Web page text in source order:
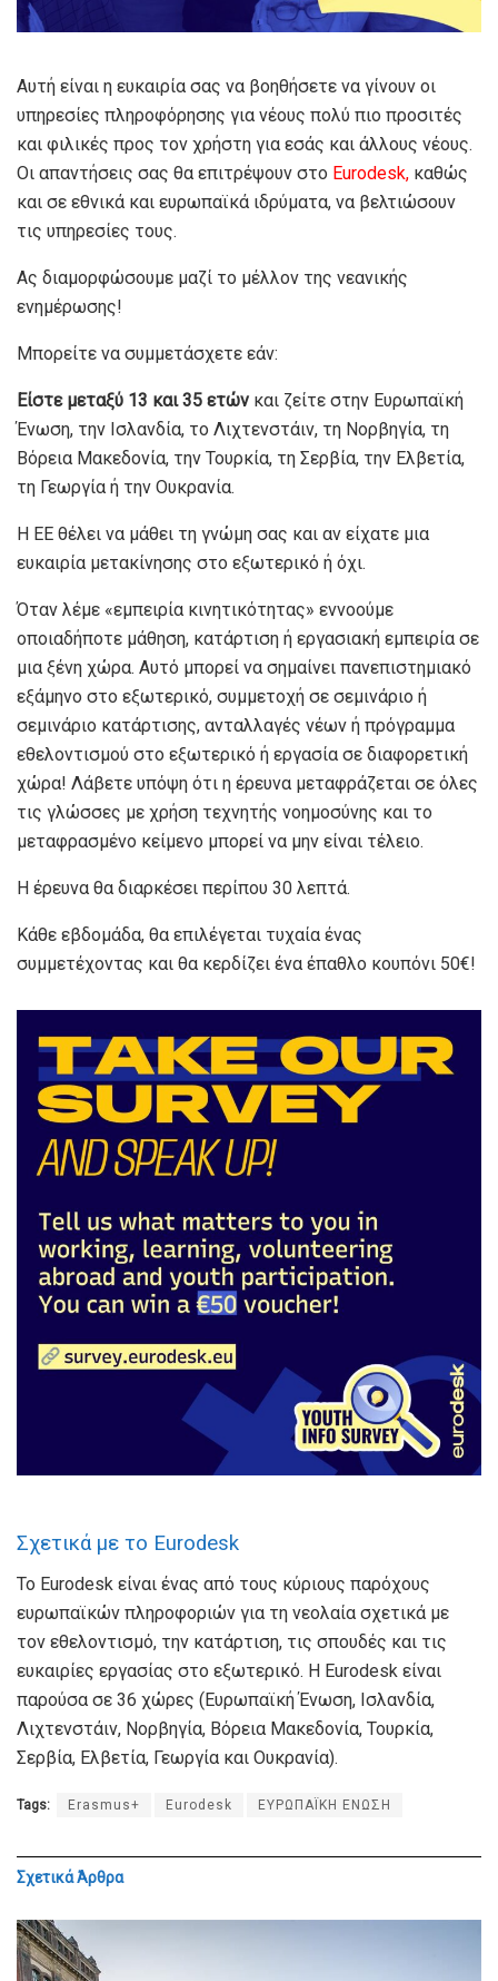
Αυτή είναι η ευκαιρία σας να βοηθήσετε να γίνουν οι
υπηρεσίες πληροφόρησης για νέους πολύ πιο προσιτές
και φιλικές προς τον χρήστη για εσάς και άλλους νέους.
Οι απαντήσεις σας θα επιτρέψουν στο Eurodesk, καθώς
και σε εθνικά και ευρωπαϊκά ιδρύματα, να βελτιώσουν
τις υπηρεσίες τους.
Ας διαμορφώσουμε μαζί το μέλλον της νεανικής
ενημέρωσης!
Μπορείτε να συμμετάσχετε εάν:
Είστε μεταξύ 13 και 35 ετών και ζείτε στην Ευρωπαϊκή
Ένωση, την Ισλανδία, το Λιχτενστάιν, τη Νορβηγία, τη
Βόρεια Μακεδονία, την Τουρκία, τη Σερβία, την Ελβετία,
τη Γεωργία ή την Ουκρανία.
Η ΕΕ θέλει να μάθει τη γνώμη σας και αν είχατε μια
ευκαιρία μετακίνησης στο εξωτερικό ή όχι.
Όταν λέμε «εμπειρία κινητικότητας» εννοούμε
οποιαδήποτε μάθηση, κατάρτιση ή εργασιακή εμπειρία σε
μια ξένη χώρα. Αυτό μπορεί να σημαίνει πανεπιστημιακό
εξάμηνο στο εξωτερικό, συμμετοχή σε σεμινάριο ή
σεμινάριο κατάρτισης, ανταλλαγές νέων ή πρόγραμμα
εθελοντισμού στο εξωτερικό ή εργασία σε διαφορετική
χώρα! Λάβετε υπόψη ότι η έρευνα μεταφράζεται σε όλες
τις γλώσσες με χρήση τεχνητής νοημοσύνης και το
μεταφρασμένο κείμενο μπορεί να μην είναι τέλειο.
Η έρευνα θα διαρκέσει περίπου 30 λεπτά.
Κάθε εβδομάδα, θα επιλέγεται τυχαία ένας
συμμετέχοντας και θα κερδίζει ένα έπαθλο κουπόνι 50€!
Σχετικά με το Eurodesk
Το Eurodesk είναι ένας από τους κύριους παρόχους
ευρωπαϊκών πληροφοριών για τη νεολαία σχετικά με
τον εθελοντισμό, την κατάρτιση, τις σπουδές και τις
ευκαιρίες εργασίας στο εξωτερικό. Η Eurodesk είναι
παρούσα σε 36 χώρες (Ευρωπαϊκή Ένωση, Ισλανδία,
Λιχτενστάιν, Νορβηγία, Βόρεια Μακεδονία, Τουρκία,
Σερβία, Ελβετία, Γεωργία και Ουκρανία).
Tags: Erasmus+ Eurodesk ΕΥΡΩΠΑΪΚΗ ΕΝΩΣΗ
ΣχετικάΆρθρα